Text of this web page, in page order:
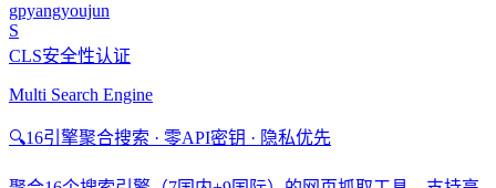
gpyangyoujun
S
CLS安全性认证
Multi Search Engine
🔍16引擎聚合搜索 · 零API密钥 · 隐私优先